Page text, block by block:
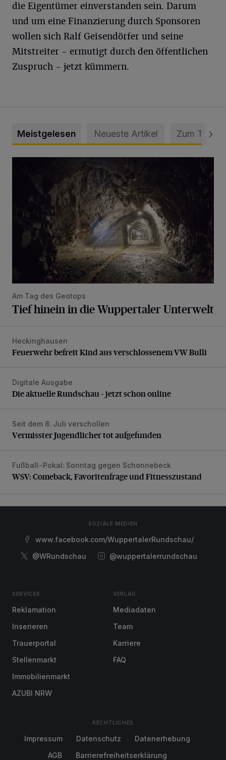
die Eigentümer einverstanden sein. Darum
und um eine Finanzierung durch Sponsoren
wollen sich Ralf Geisendörfer und seine
Mitstreiter - ermutigt durch den öffentlichen
Zuspruch - jetzt kümmern.
Meistgelesen Neueste Artikel Zum Thema
Am Tag des Geotops
Tief hinein in die Wuppertaler Unterwelt
Feuerwehr befreit Kind aus verschlossenem VW Bulli
Heckinghausen
Feuerwehr befreit Kind aus verschlossenem VW Bulli
Die aktuelle Rundschau – jetzt schon online
Digitale Ausgabe
Die aktuelle Rundschau – jetzt schon online
Vermisster Jugendlicher tot aufgefunden
Seit dem 8. Juli verschollen
Vermisster Jugendlicher tot aufgefunden
WSV: Comeback, Favoritenfrage und Fitnesszustand
Fußball-Pokal: Sonntag gegen Schonnebeck
WSV: Comeback, Favoritenfrage und Fitnesszustand
SOZIALE MEDIEN
www.facebook.com/WuppertalerRundschau/
@WRundschau
@wuppertalerrundschau
SERVICES
Reklamation
Inserieren
Trauerportal
Stellenmarkt
Immobilienmarkt
AZUBI NRW
VERLAG
Mediadaten
Team
Karriere
FAQ
RECHTLICHES
Impressum Datenschutz
Datenerhebung
AGB
Barrierefreiheitserklärung